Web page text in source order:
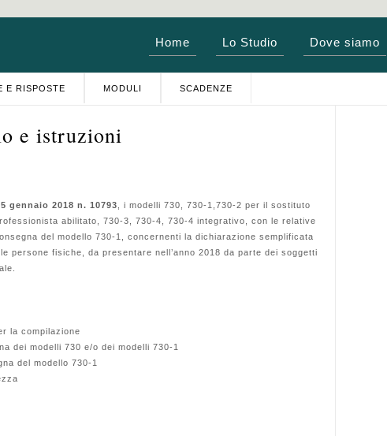
Home Lo Studio Dove siamo
E RISPOSTE MODULI SCADENZE
e istruzioni
gennaio 2018 n. 10793 , i modelli 730, 730-1,730-2 per il sostituto
abilitato, 730-3, 730-4, 730-4 integrativo, con le relative
del modello 730-1, concernenti la dichiarazione semplificata
persone fisiche, da presentare nell’anno 2018 da parte dei soggetti
la compilazione
dei modelli 730 e/o dei modelli 730-1
del modello 730-1